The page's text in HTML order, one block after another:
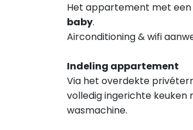
Het appartement met
baby.
Airconditioning & wifi
Indeling appartement
Via het overdekte
volledig ingerichte keuken
wasmachine.